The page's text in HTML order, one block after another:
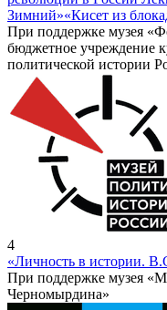
Зимний»«Кисет из
При поддержке музея
бюджетное учреждение
политической истории
4
«Личность в истории.
При поддержке музея
Черномырдина»